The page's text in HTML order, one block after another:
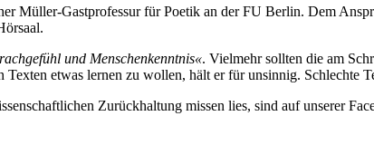
Müller-Gastprofessur für Poetik an der FU Berlin. Dem
und Menschenkenntnis«. Vielmehr sollten die am
etwas lernen zu wollen, hält er für unsinnig. Schlechte
Zurückhaltung missen lies, sind auf unserer